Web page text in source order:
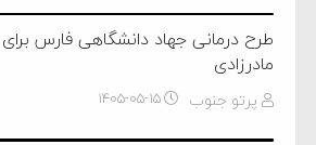
طرح درمانی جهاد دانشگاهی فارس
مادرزادی
پرتو جنوب ۱۴۰۵-۰۵-۱۵